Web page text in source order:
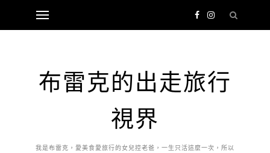
布雷克的出走旅行
視界
我是布雷克，愛美食愛旅行的女兒控老爸，一生只活這麼一次，所以